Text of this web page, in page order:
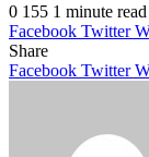
0 155 1 minute read
Facebook Twitter
Share
Facebook Twitter